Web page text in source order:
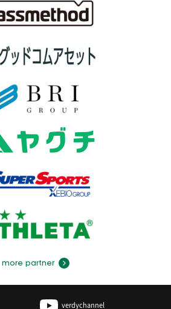
more partner
verdychannel